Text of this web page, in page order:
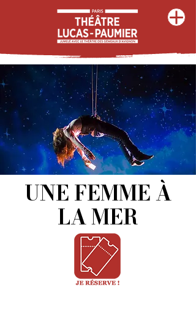
UNE FEMME À
LA MER